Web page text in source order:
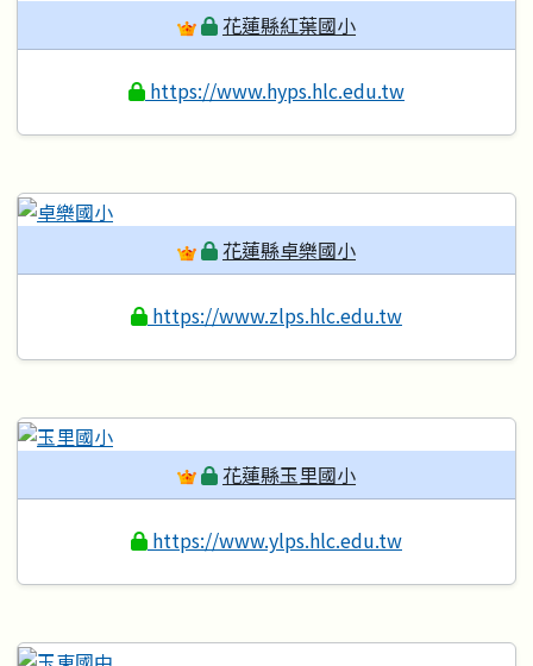
花蓮縣紅葉國小
https://www.hyps.hlc.edu.tw
花蓮縣卓樂國小
https://www.zlps.hlc.edu.tw
花蓮縣玉里國小
https://www.ylps.hlc.edu.tw